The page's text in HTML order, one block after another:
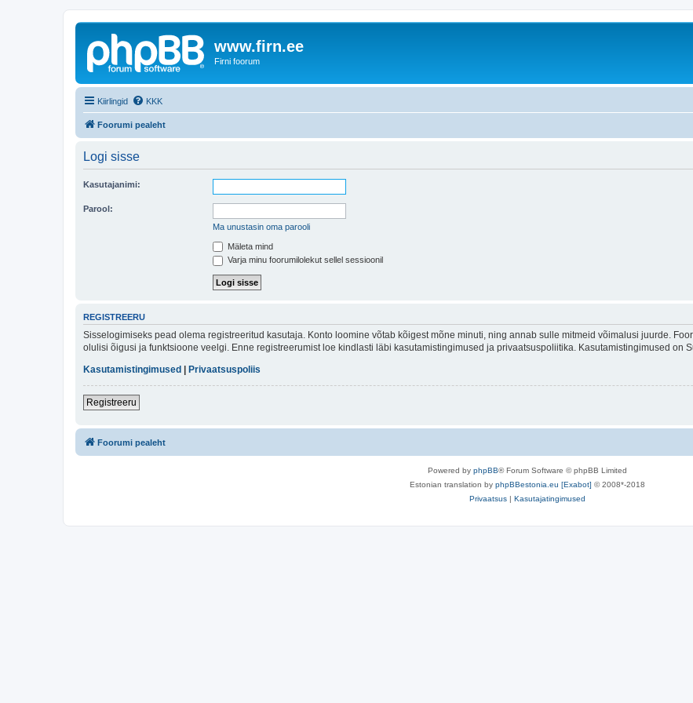
www.firn.ee
Firni foorum
Kiirlingid KKK
Foorumi pealeht
Logi sisse
Kasutajanimi:
Parool:
Ma unustasin oma parooli
Mäleta mind
Varja minu foorumilolekut sellel sessioonil
REGISTREERU
Sisselogimiseks pead olema registreeritud kasutaja. Konto loomine võtab kõigest mõne minuti, ning annab sulle mitmeid võimalusi juurde.
olulisi õigusi ja funktsioone veelgi. Enne registreerumist loe kindlasti läbi kasutamistingimused ja privaatsuspoliitika. Kasutamistingimused on
Kasutamistingimused
Privaatsuspoliis
Registreeru
Foorumi pealeht
Powered by phpBB® Forum Software © phpBB Limited
Estonian translation by phpBBestonia.eu [Exabot] © 2008*-2018
Privaatsus | Kasutajatingimused